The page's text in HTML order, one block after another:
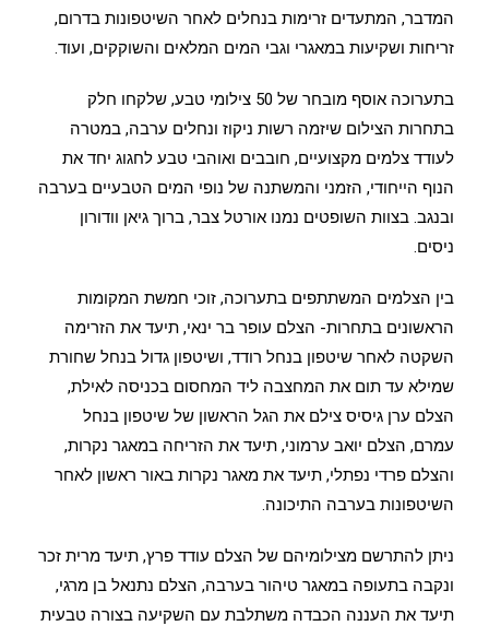
המדבר, המתעדים זרימות בנחלים לאחר השיטפונות בדרום,
זריחות ושקיעות במאגרי וגבי המים המלאים והשוקקים, ועוד.
בתערוכה אוסף מובחר של 50 צילומי טבע, שלקחו חלק
בתחרות הצילום שיזמה רשות ניקוז ונחלים ערבה, במטרה
לעודד צלמים מקצועיים, חובבים ואוהבי טבע לחגוג יחד את
הנוף הייחודי, הזמני והמשתנה של נופי המים הטבעיים בערבה
ובנגב. בצוות השופטים נמנו אורטל צבר, ברוך גיאן וודורון
ניסים.
בין הצלמים המשתתפים בתערוכה, זוכי חמשת המקומות
הראשונים בתחרות- הצלם עופר בר ינאי, תיעד את הזרימה
השקטה לאחר שיטפון בנחל רודד, ושיטפון גדול בנחל שחורת
שמילא עד תום את המחצבה ליד המחסום בכניסה לאילת,
הצלם ערן גיסיס צילם את הגל הראשון של שיטפון בנחל
עמרם, הצלם יואב ערמוני, תיעד את הזריחה במאגר נקרות,
והצלם פרדי נפתלי, תיעד את מאגר נקרות באור ראשון לאחר
השיטפונות בערבה התיכונה.
ניתן להתרשם מצילומיהם של הצלם עודד פרץ, תיעד מרית זכר
ונקבה בתעופה במאגר טיהור בערבה, הצלם נתנאל בן מרגי,
תיעד את העננה הכבדה משתלבת עם השקיעה בצורה טבעית